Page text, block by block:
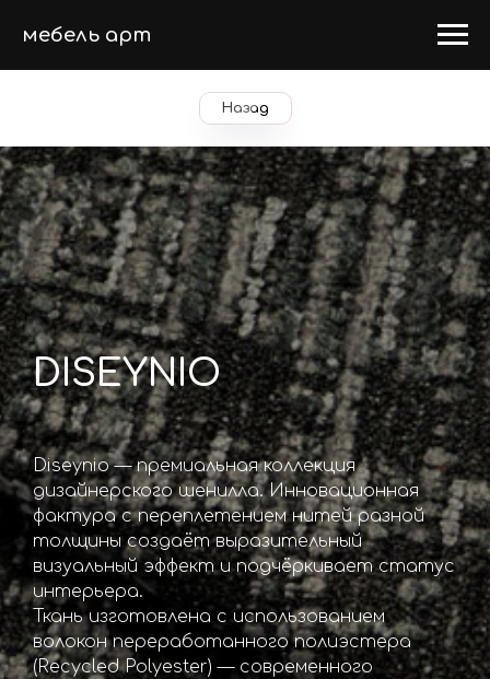
мебель арт
Назад
DISEYNIO
Diseynio — премиальная коллекция
дизайнерского шенилла. Инновационная
фактура с переплетением нитей разной
толщины создаёт выразительный
визуальный эффект и подчёркивает статус
интерьера.
Ткань изготовлена с использованием
волокон переработанного полиэстера
(Recycled Polyester) — современного